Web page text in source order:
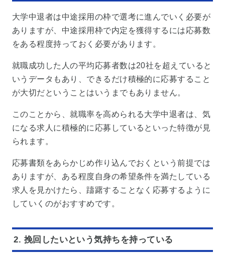
大学中退者は中途採用の枠で選考に進んでいく必要が
ありますが、中途採用枠で内定を獲得するには応募数
をある程度持っておく必要があります。
就職成功した人の平均応募者数は20社を超えていると
いうデータもあり、できるだけ積極的に応募すること
が大切だということはいうまでもありません。
このことから、就職率を高められる大学中退者は、気
になる求人に積極的に応募しているといった特徴が見
られます。
応募書類をあらかじめ作り込んでおくという前提では
ありますが、ある程度自身の希望条件を満たしている
求人を見かけたら、躊躇することなく応募するように
していくのがおすすめです。
2. 挽回したいという気持ちを持っている